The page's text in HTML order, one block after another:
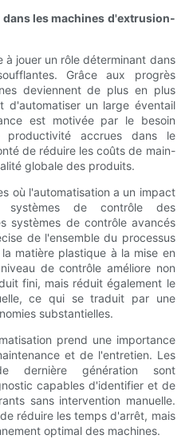
les machines d'extrusion-
à jouer un rôle déterminant dans
Grâce aux progrès
deviennent de plus en plus
d'automatiser un large éventail
est motivée par le besoin
accrues dans le
de réduire les coûts de main-
globale des produits.
où l'automatisation a un impact
systèmes de contrôle des
systèmes de contrôle avancés
de l'ensemble du processus
matière plastique à la mise en
de contrôle améliore non
fini, mais réduit également le
ce qui se traduit par une
substantielles.
prend une importance
et de l'entretien. Les
dernière génération sont
capables d'identifier et de
sans intervention manuelle.
réduire les temps d'arrêt, mais
optimal des machines.